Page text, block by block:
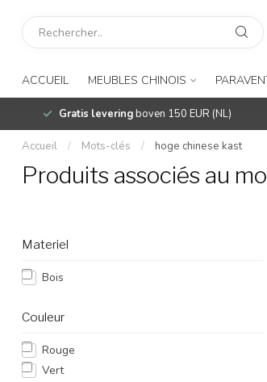
ACCUEIL MEUBLES CHINOIS
Gratis leveringboven 150 EUR (NL)
Accueil / Mots-clés / hoge chinese kast
Produits associés au
Materiel
Bois
Couleur
Rouge
Vert